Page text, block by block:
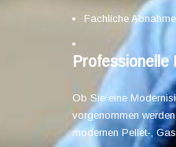
Fachliche
Professionelle
Ob Sie eine
vorgenommen
modernen Pellet-,